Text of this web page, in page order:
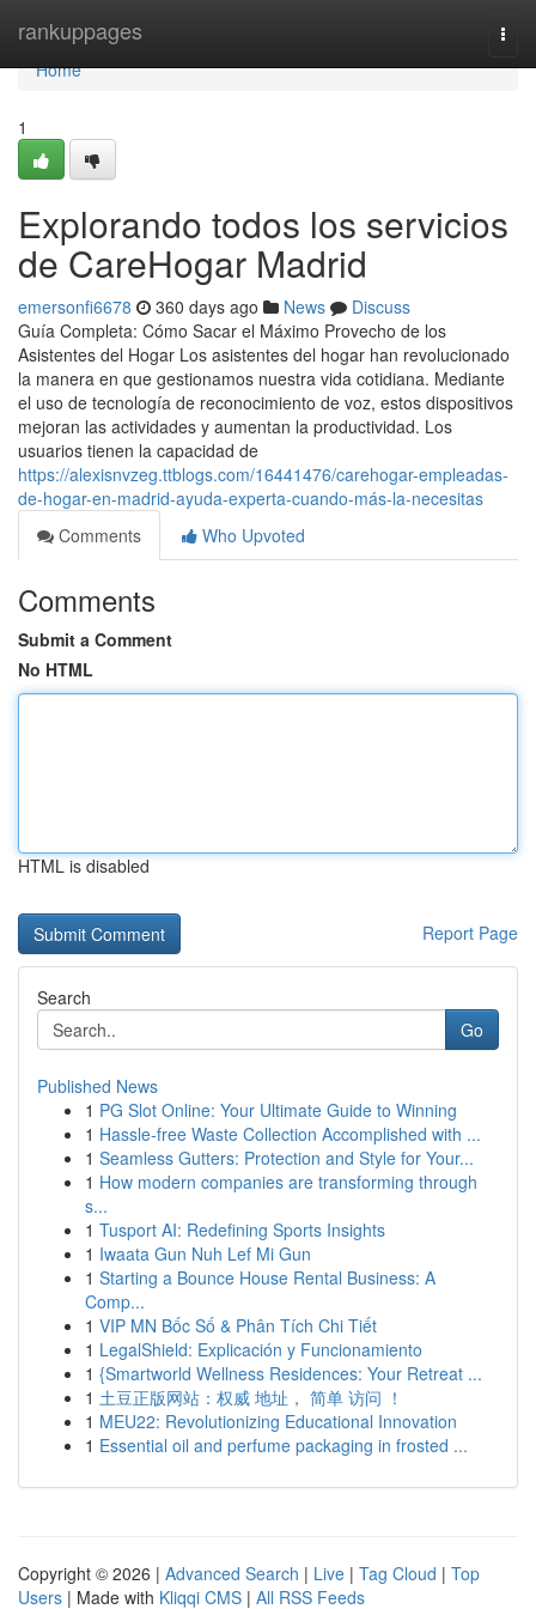
rankuppages
Home
Home
1
Explorando todos los servicios
de CareHogar Madrid
emersonfi6678 360 days ago News
Discuss
Guía Completa: Cómo Sacar el Máximo Provecho de los
Asistentes del Hogar Los asistentes del hogar han revolucionado
la manera en que gestionamos nuestra vida cotidiana. Mediante
el uso de tecnología de reconocimiento de voz, estos dispositivos
mejoran las actividades y aumentan la productividad. Los
usuarios tienen la capacidad de
https://alexisnvzeg.ttblogs.com/16441476/carehogar-empleadas-
de-hogar-en-madrid-ayuda-experta-cuando-más-la-necesitas
Comments
Who Upvoted
Comments
Submit a Comment
No HTML
HTML is disabled
Report Page
Search
Go
Published News
1 PG Slot Online: Your Ultimate Guide to Winning
1 Hassle-free Waste Collection Accomplished with ...
1 Seamless Gutters: Protection and Style for Your...
1 How modern companies are transforming through
s...
1 Tusport AI: Redefining Sports Insights
1 Iwaata Gun Nuh Lef Mi Gun
1 Starting a Bounce House Rental Business: A
Comp...
1 VIP MN Bốc Số & Phân Tích Chi Tiết
1 LegalShield: Explicación y Funcionamiento
1 {Smartworld Wellness Residences: Your Retreat ...
1 土豆正版网站：权威 地址， 简单 访问 ！
1 MEU22: Revolutionizing Educational Innovation
1 Essential oil and perfume packaging in frosted ...
Copyright © 2026 | Advanced Search | Live | Tag Cloud | Top
Users | Made with Kliqqi CMS | All RSS Feeds